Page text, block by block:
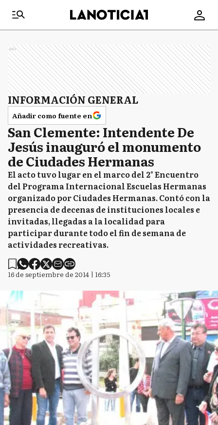
Ads
INFORMACIÓN GENERAL
Añadir como fuente en
San Clemente: Intendente De
Jesús inauguró el monumento
de Ciudades Hermanas
El acto tuvo lugar en el marco del 2° Encuentro
del Programa Internacional Escuelas Hermanas
organizado por Ciudades Hermanas. Contó con la
presencia de decenas de instituciones locales e
invitadas, llegadas a la localidad para
participar durante todo el fin de semana de
actividades recreativas.
16 de septiembre de 2014 | 16:35